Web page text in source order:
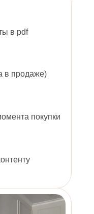
в pdf
в продаже)
покупки